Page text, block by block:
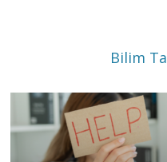
Bilim